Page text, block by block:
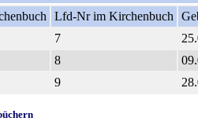
Lfd-Nr im Kirchenbuch
7
8
9